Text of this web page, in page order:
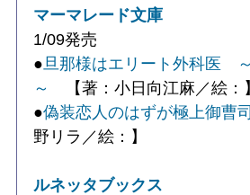
マーマレード文庫
1/09発売
●旦那様はエリート外科医
～
【著：小日向江麻／絵：
●偽装恋人のはずが極上御曹
野リラ／絵：】
ルネッタブックス